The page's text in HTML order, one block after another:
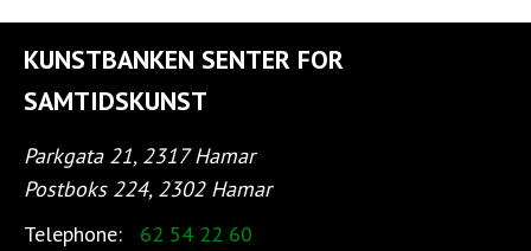
KUNSTBANKEN SENTER FOR
SAMTIDSKUNST
Parkgata 21, 2317 Hamar
Postboks 224, 2302 Hamar
Telephone:
62 54 22 60